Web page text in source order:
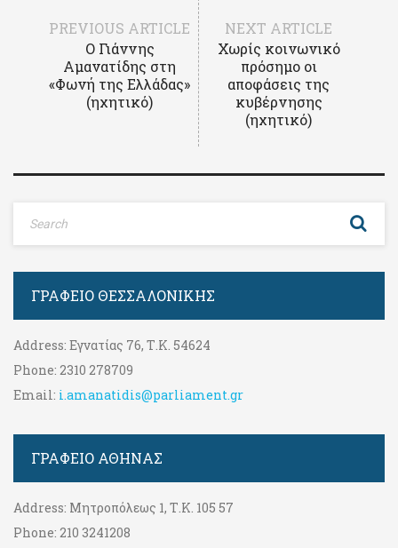
PREVIOUS ARTICLE
Ο Γιάννης
Αμανατίδης στη
«Φωνή της Ελλάδας»
(ηχητικό)
NEXT ARTICLE
Χωρίς κοινωνικό
πρόσημο οι
αποφάσεις της
κυβέρνησης
(ηχητικό)
ΓΡΑΦΕΊΟ ΘΕΣΣΑΛΟΝΊΚΗΣ
Address: Εγνατίας 76, Τ.Κ. 54624
Phone: 2310 278709
Email: i.amanatidis@parliament.gr
ΓΡΑΦΕΊΟ ΑΘΉΝΑΣ
Address: Μητροπόλεως 1, Τ.Κ. 105 57
Phone: 210 3241208